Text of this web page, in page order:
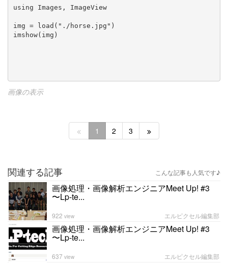
using Images, ImageView
img = load("./horse.jpg")
imshow(img)
画像の表示
1 2 3
関連する記事 こんな記事も人気です♪
画像処理・画像解析エンジニアMeet Up! #3
〜Lp-te...
エルピクセル編集部
922 view
画像処理・画像解析エンジニアMeet Up! #3
〜Lp-te...
エルピクセル編集部
637 view